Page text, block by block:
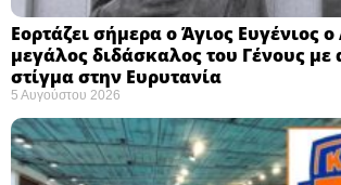
Εορτάζει σήμερα ο Άγιος Ευγένιος
μεγάλος διδάσκαλος του Γένους με
στίγμα στην Ευρυτανία
5 Αυγούστου 2026